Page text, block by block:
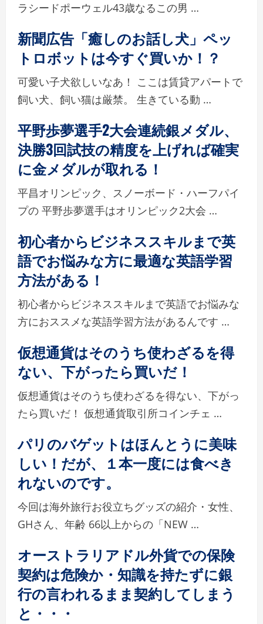
ラシードポーウェル43歳なるこの男 …
新聞広告「癒しのお話し犬」ペッ
トロボットは今すぐ買いか！？
可愛い子犬欲しいなあ！ ここは賃貸アパートで
飼い犬、飼い猫は厳禁。 生きている動 …
平野歩夢選手2大会連続銀メダル、
決勝3回試技の精度を上げれば確実
に金メダルが取れる！
平昌オリンピック、スノーボード・ハーフパイ
プの 平野歩夢選手はオリンピック2大会 …
初心者からビジネススキルまで英
語でお悩みな方に最適な英語学習
方法がある！
初心者からビジネススキルまで英語でお悩みな
方におススメな英語学習方法があるんです …
仮想通貨はそのうち使わざるを得
ない、下がったら買いだ！
仮想通貨はそのうち使わざるを得ない、下がっ
たら買いだ！ 仮想通貨取引所コインチェ …
パリのバゲットはほんとうに美味
しい！だが、１本一度には食べき
れないのです。
今回は海外旅行お役立ちグッズの紹介・女性、
GHさん、年齢 66以上からの「NEW …
オーストラリアドル外貨での保険
契約は危険か・知識を持たずに銀
行の言われるまま契約してしまう
と・・・